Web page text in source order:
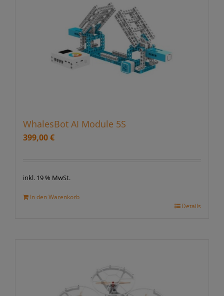
WhalesBot AI Module 5S
399,00€
inkl. 19 % MwSt.
In den Warenkorb
Details